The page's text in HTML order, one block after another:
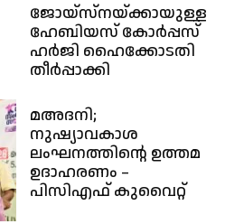
ജോയ്‌സ്‌നയ്ക്കായുള്ള
ഹേബിയസ് കോര്‍പ്പസ്
ഹര്‍ജി ഹൈക്കോടതി
തീര്‍പ്പാക്കി
മഅദനി;
നുഷ്യാവകാശ
ലംഘനത്തിന്റെ ഉത്തമ
ഉദാഹരണം –
പിസിഎഫ് കുവൈറ്റ്